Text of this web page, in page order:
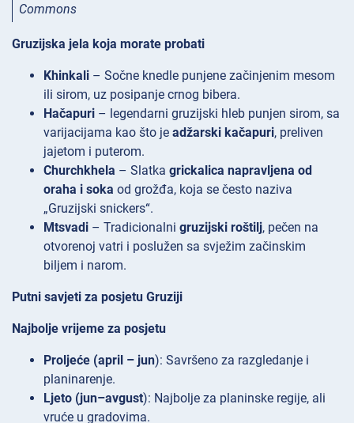
Commons
Gruzijska jela koja morate probati
Khinkali – Sočne knedle punjene začinjenim mesom
ili sirom, uz posipanje crnog bibera.
Hačapuri – legendarni gruzijski hleb punjen sirom, sa
varijacijama kao što je adžarski kačapuri, preliven
jajetom i puterom.
Churchkhela – Slatka grickalica napravljena od
oraha i soka od grožđa, koja se često naziva
„Gruzijski snickers“.
Mtsvadi – Tradicionalni gruzijski roštilj, pečen na
otvorenoj vatri i poslužen sa svježim začinskim
biljem i narom.
Putni savjeti za posjetu Gruziji
Najbolje vrijeme za posjetu
Proljeće (april – jun): Savršeno za razgledanje i
planinarenje.
Ljeto (jun–avgust): Najbolje za planinske regije, ali
vruće u gradovima.